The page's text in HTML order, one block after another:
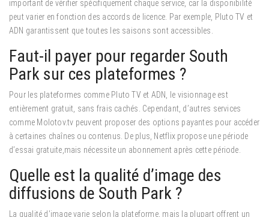
important de vérifier spécifiquement chaque service, car la disponibilité
peut varier en fonction des accords de licence. Par exemple, Pluto TV et
ADN garantissent que toutes les saisons sont accessibles.
Faut-il payer pour regarder South
Park sur ces plateformes ?
Pour les plateformes comme Pluto TV et ADN, le visionnage est
entièrement gratuit, sans frais cachés. Cependant, d’autres services
comme Molotov.tv peuvent proposer des options payantes pour accéder
à certaines chaînes ou contenus. De plus, Netflix propose une période
d’essai gratuite,mais nécessite un abonnement après cette période.
Quelle est la qualité d’image des
diffusions de South Park ?
La qualité d’image varie selon la plateforme, mais la plupart offrent un